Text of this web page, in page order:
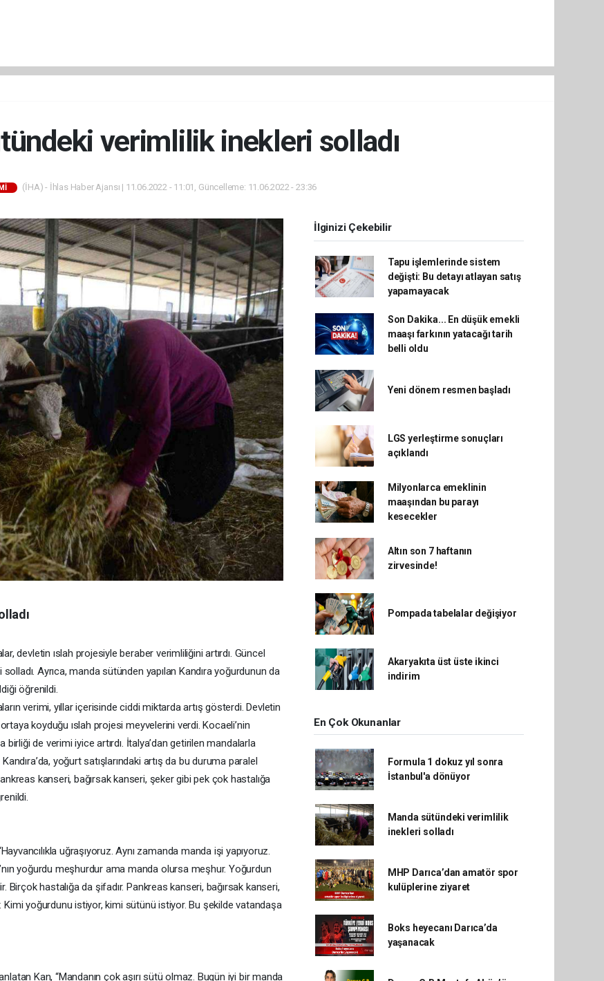
verimlilik inekleri solladı
(İHA) - İhlas Haber Ajansı | 11.06.2022 - 11:01, Güncelleme: 11.06.2022 - 23:36
devletin ıslah projesiyle beraber verimliliğini artırdı. Güncel
Ayrıca, manda sütünden yapılan Kandıra yoğurdunun da
öğrenildi.
verimi, yıllar içerisinde ciddi miktarda artış gösterdi. Devletin
koyduğu ıslah projesi meyvelerini verdi. Kocaeli’nin
de verimi iyice artırdı. İtalya’dan getirilen mandalarla
yoğurt satışlarındaki artış da bu duruma paralel
kanseri, bağırsak kanseri, şeker gibi pek çok hastalığa
uğraşıyoruz. Aynı zamanda manda işi yapıyoruz.
yoğurdu meşhurdur ama manda olursa meşhur. Yoğurdun
Birçok hastalığa da şifadır. Pankreas kanseri, bağırsak kanseri,
Kimi yoğurdunu istiyor, kimi sütünü istiyor. Bu şekilde vatandaşa
Kan, “Mandanın çok aşırı sütü olmaz. Bugün iyi bir manda
İlginizi Çekebilir
Tapu işlemlerinde sistem
değişti: Bu detayı atlayan satış
yapamayacak
Son Dakika... En düşük emekli
maaşı farkının yatacağı tarih
belli oldu
Yeni dönem resmen başladı
LGS yerleştirme sonuçları
açıklandı
Milyonlarca emeklinin
maaşından bu parayı
kesecekler
Altın son 7 haftanın
zirvesinde!
Pompada tabelalar değişiyor
Akaryakıta üst üste ikinci
indirim
En Çok Okunanlar
Formula 1 dokuz yıl sonra
İstanbul'a dönüyor
Manda sütündeki verimlilik
inekleri solladı
MHP Darıca’dan amatör spor
kulüplerine ziyaret
Boks heyecanı Darıca’da
yaşanacak